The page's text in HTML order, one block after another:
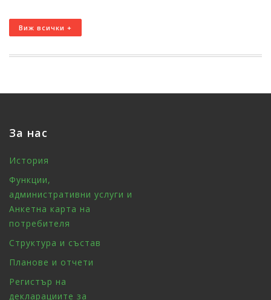
Виж всички +
За нас
История
Функции,
административни услуги и
Анкетна карта на
потребителя
Структура и състав
Планове и отчети
Регистър на
декларациите за